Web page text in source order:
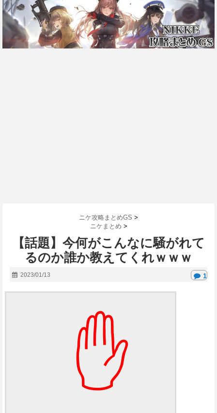
ニケ攻略まとめGS >
ニケまとめ >
【話題】今何がこんなに騒がれて
るのか誰か教えてくれｗｗｗ
2023/01/13 1
✋